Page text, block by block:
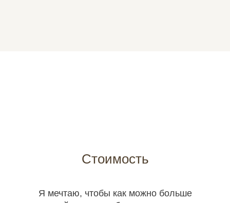
Стоимость
Я мечтаю, чтобы как можно больше